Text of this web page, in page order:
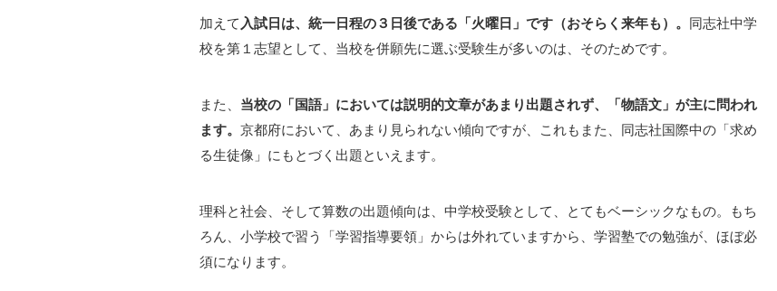
加えて 入試日は、統一日程の３日後である「火曜日」です（おそらく来年も）。 同志社中学
校を第１志望として、当校を併願先に選ぶ受験生が多いのは、そのためです。
また、 当校の「国語」においては説明的文章があまり出題されず、「物語文」が主に問われ
ます。 京都府において、あまり見られない傾向ですが、これもまた、同志社国際中の「求め
る生徒像」にもとづく出題といえます。
理科と社会、そして算数の出題傾向は、中学校受験として、とてもベーシックなもの。もち
ろん、小学校で習う「学習指導要領」からは外れていますから、学習塾での勉強が、ほぼ必
須になります。